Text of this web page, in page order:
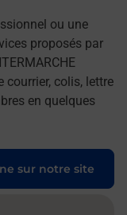
ou une
proposés par
courrier, colis, lettre
en quelques
sur notre site